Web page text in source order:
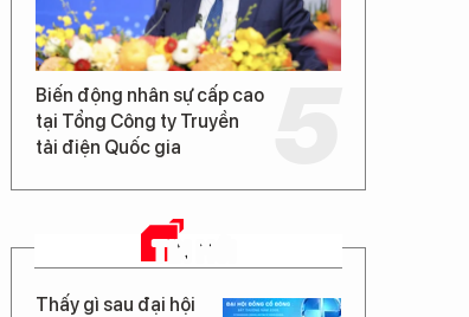
Biến động nhân sự cấp cao
tại Tổng Công ty Truyền
tải điện Quốc gia
TIN MỚI
Thấy gì sau đại hội